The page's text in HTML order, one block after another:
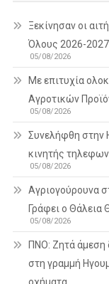
Ξεκίνησαν οι
Όλους 2026-
05/08/2026
Με επιτυχία
Αγροτικών
05/08/2026
Συνελήφθη στην
κινητής
05/08/2026
Αγριογούρουνα
Γράφει ο Θάλεια
05/08/2026
ΠΝΟ: Ζητά άμεση
στη γραμμή